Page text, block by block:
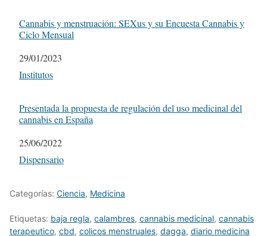
Cannabis y menstruación: SEXus y su Encuesta Cannabis y
Ciclo Mensual
Fecha
29/01/2023
Respecto a
Institutos
Presentada la propuesta de regulación del uso medicinal del
cannabis en España
Fecha
25/06/2022
Respecto a
Dispensario
Categorías: Ciencia, Medicina
Etiquetas: baja regla, calambres, cannabis medicinal, cannabis
terapeutico, cbd, colicos menstruales, dagga, diario medicina